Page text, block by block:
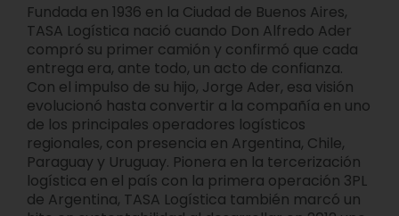
Fundada en 1936 en la Ciudad de Buenos Aires,
TASA Logística nació cuando Don Alfredo Ader
compró su primer camión y confirmó que cada
entrega era, ante todo, un acto de confianza.
Con el impulso de su hijo, Jorge Ader, esa visión
evolucionó hasta convertir a la compañía en uno
de los principales operadores logísticos
regionales, con presencia en Argentina, Chile,
Paraguay y Uruguay. Pionera en la tercerización
logística en el país con la primera operación 3PL
de Argentina, TASA Logística también marcó un